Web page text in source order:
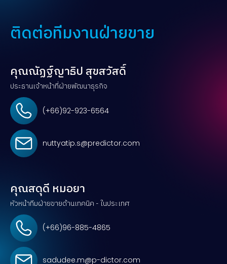
ติดต่อทีมงานฝ่ายขาย
คุณณัฏฐ์ญาธิป สุขสวัสดิ์
ประธานเจ้าหน้าที่ฝ่ายพัฒนาธุรกิจ
(+66)92-923-6564
nuttyatip.s@predictor.com
คุณสดุดี หมอยา
หัวหน้าทีมฝ่ายขายด้านเทคนิค - ในประเทศ
(+66)96-885-4865
sadudee.m@p-dictor.com